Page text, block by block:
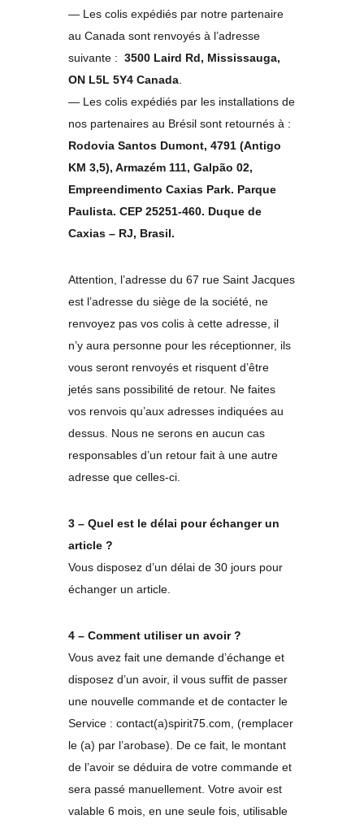
— Les colis expédiés par notre partenaire
au Canada sont renvoyés à l’adresse
suivante : 3500 Laird Rd, Mississauga,
ON L5L 5Y4 Canada
— Les colis expédiés par les installations de
nos partenaires au Brésil sont retournés à :
Rodovia Santos Dumont, 4791 (Antigo
KM 3,5), Armazém 111, Galpão 02,
Empreendimento Caxias Park. Parque
Paulista. CEP 25251-460. Duque de
Caxias – RJ, Brasil.
Attention, l’adresse du 67 rue Saint Jacques
est l’adresse du siège de la société, ne
renvoyez pas vos colis à cette adresse, il
n’y aura personne pour les réceptionner, ils
vous seront renvoyés et risquent d’être
jetés sans possibilité de retour. Ne faites
vos renvois qu’aux adresses indiquées au
dessus. Nous ne serons en aucun cas
responsables d’un retour fait à une autre
adresse que celles-ci.
3 – Quel est le délai pour échanger un
article ?
Vous disposez d’un délai de 30 jours pour
échanger un article.
4 – Comment utiliser un avoir ?
Vous avez fait une demande d’échange et
disposez d’un avoir, il vous suffit de passer
une nouvelle commande et de contacter le
Service : contact(a)spirit75.com, (remplacer
le (a) par l’arobase). De ce fait, le montant
de l’avoir se déduira de votre commande et
sera passé manuellement. Votre avoir est
valable 6 mois, en une seule fois, utilisable